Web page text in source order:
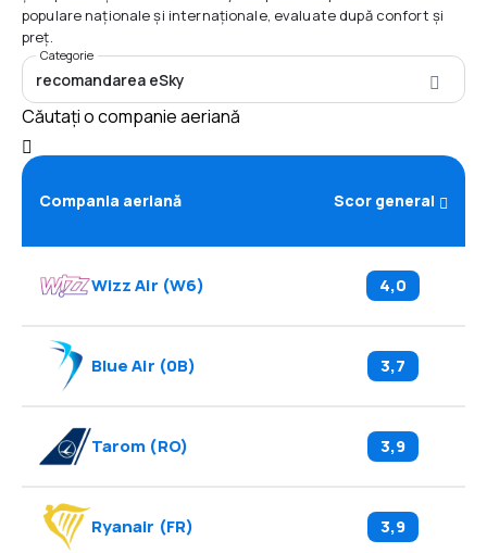
populare naționale și internaționale, evaluate după confort și
preț.
Categorie
recomandarea eSky
Căutați o companie aeriană
Compania aeriană Scor general
Wizz Air (W6) 4,0
Blue Air (0B) 3,7
Tarom (RO) 3,9
Ryanair (FR) 3,9